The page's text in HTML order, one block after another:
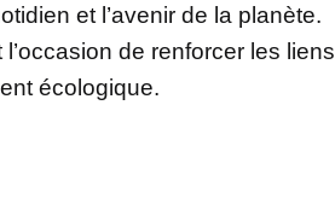
et l’avenir de la planète.
de renforcer les liens
écologique.